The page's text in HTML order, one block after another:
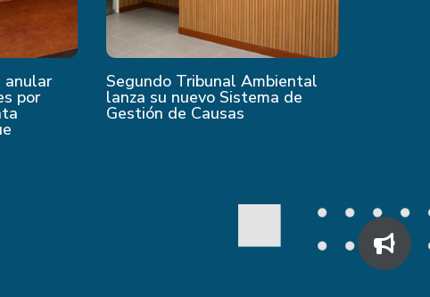
anular
por
Segundo Tribunal Ambiental
lanza su nuevo Sistema de
Gestión de Causas